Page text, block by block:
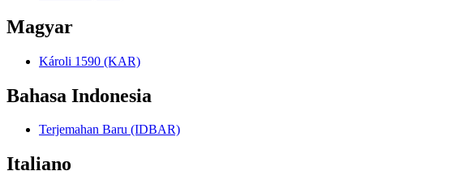
Magyar
Károli 1590 (KAR)
Bahasa Indonesia
Terjemahan Baru (IDBAR)
Italiano